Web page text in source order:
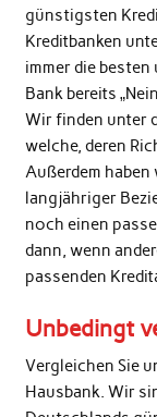
günstigsten
Kreditbanken
immer die
Bank bereits
Wir finden unter
welche, deren
Außerdem
langjähriger
noch einen
dann, wenn
passenden
Unbedingt
Vergleichen Sie
Hausbank. Wir